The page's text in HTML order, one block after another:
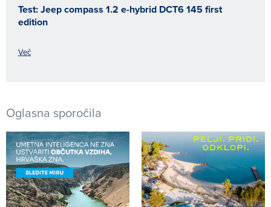
Test: Jeep compass 1.2 e-hybrid DCT6 145 first
edition
Več
Oglasna sporočila